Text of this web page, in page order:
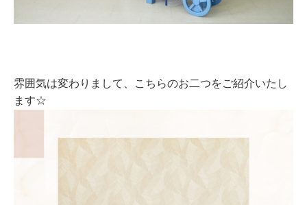
雰囲気は変わりまして、こちらのお二つをご紹介いたし
ます☆